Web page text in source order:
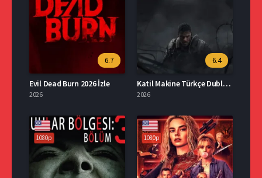
6.7
Evil Dead Burn 2026 İzle
2026
6.4
Katil Makine Türkçe Dublaj İzle
2026
1080p 1080p